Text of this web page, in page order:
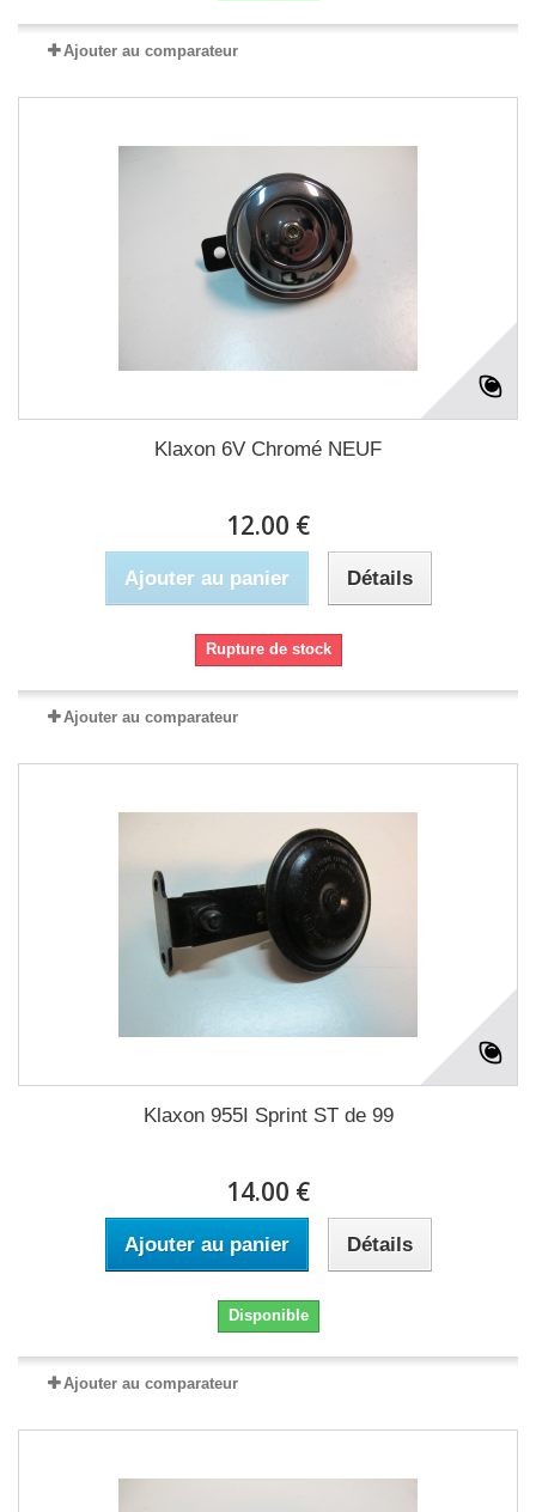
Ajouter au comparateur
Klaxon 6V Chromé NEUF
12.00 €
Ajouter au panier Détails
Rupture de stock
Ajouter au comparateur
Klaxon 955I Sprint ST de 99
14.00 €
Ajouter au panier Détails
Disponible
Ajouter au comparateur